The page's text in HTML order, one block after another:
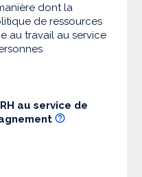
dont la
de ressources
au travail au service
au service de